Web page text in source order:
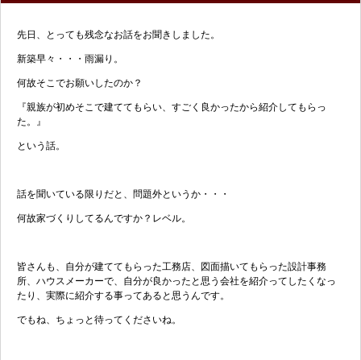
先日、とっても残念なお話をお聞きしました。
新築早々・・・雨漏り。
何故そこでお願いしたのか？
『親族が初めそこで建ててもらい、すごく良かったから紹介してもらっ
た。』
という話。
話を聞いている限りだと、問題外というか・・・
何故家づくりしてるんですか？レベル。
皆さんも、自分が建ててもらった工務店、図面描いてもらった設計事務
所、ハウスメーカーで、自分が良かったと思う会社を紹介ってしたくなっ
たり、実際に紹介する事ってあると思うんです。
でもね、ちょっと待ってくださいね。